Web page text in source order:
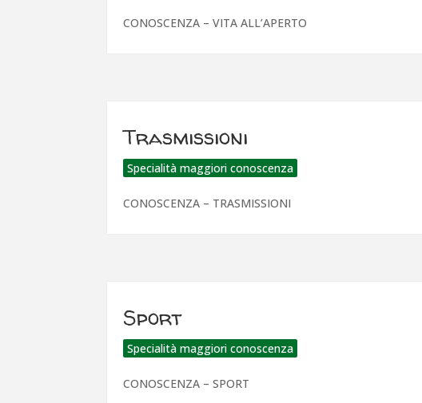
CONOSCENZA – VITA ALL’APERTO
Trasmissioni
Specialità maggiori conoscenza
CONOSCENZA – TRASMISSIONI
Sport
Specialità maggiori conoscenza
CONOSCENZA – SPORT